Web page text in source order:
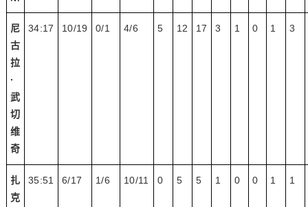
尼
古
拉
·
武
切
维
奇
34:17 10/19 0/1 4/6 5 12 17 3 1 0 1 3
扎
克
35:51 6/17 1/6 10/11 0 5 5 1 0 0 1 1